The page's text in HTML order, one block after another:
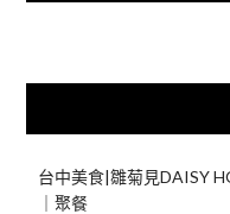
台中美食|雛菊見DAISY
｜聚餐